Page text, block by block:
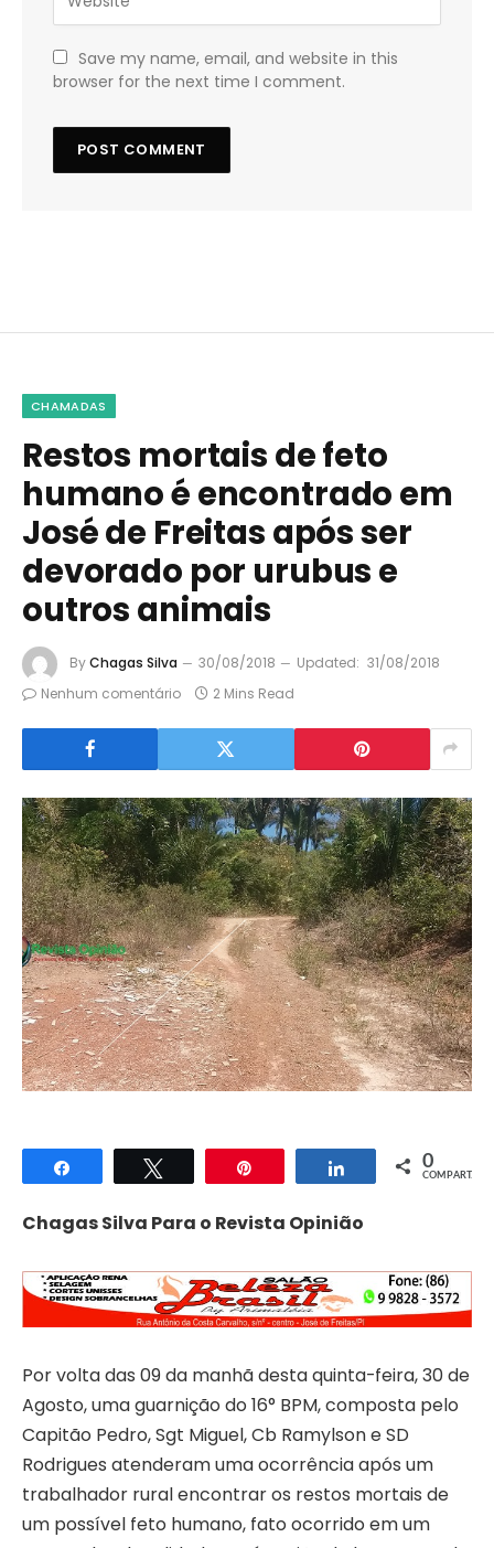
Save my name, email, and website in this
browser for the next time I comment.
CHAMADAS
Restos mortais de feto
humano é encontrado em
José de Freitas após ser
devorado por urubus e
outros animais
ByChagas Silva 30/08/2018 Updated: 31/08/2018
Nenhum comentário
2 Mins Read
Compartilhar Compartilhar
0
COMPART.
Chagas Silva Para o Revista Opinião
Por volta das 09 da manhã desta quinta-feira, 30 de
Agosto, uma guarnição do 16° BPM, composta pelo
Capitão Pedro, Sgt Miguel, Cb Ramylson e SD
Rodrigues atenderam uma ocorrência após um
trabalhador rural encontrar os restos mortais de
um possível feto humano, fato ocorrido em um